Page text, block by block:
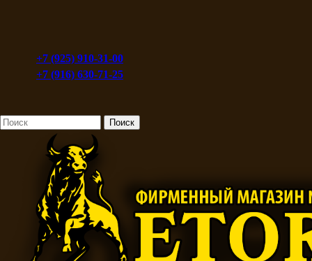
+7 (925) 910-31-00
+7 (916) 630-71-25